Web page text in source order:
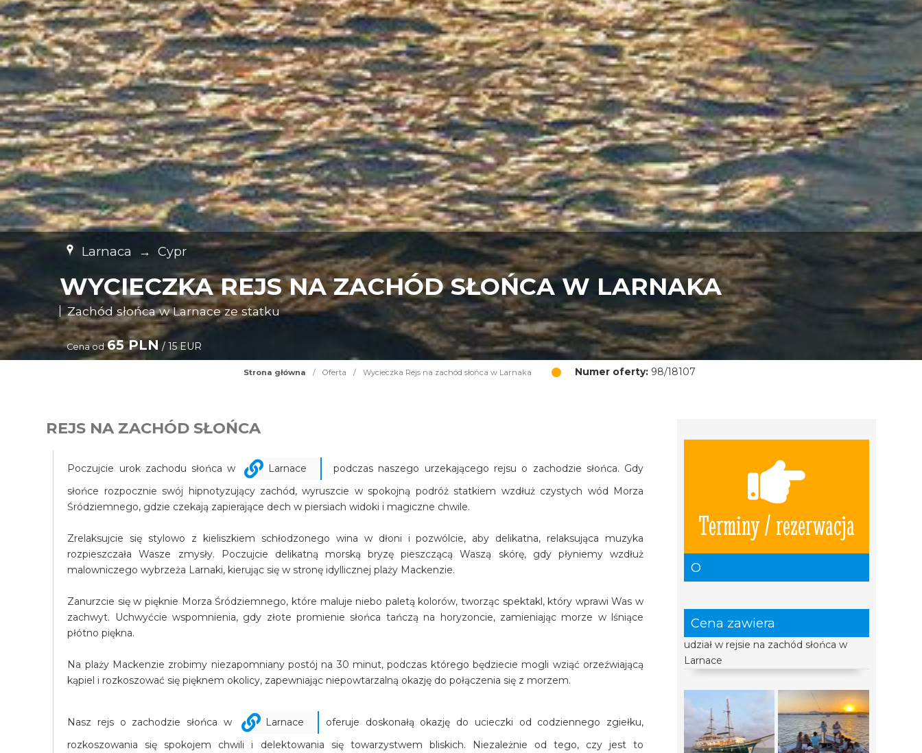
Larnaca → Cypr
WYCIECZKA REJS NA ZACHÓD SŁOŃCA W LARNAKA
Zachód słońca w Larnace ze statku
Cena od 65 PLN / 15 EUR
Strona główna / Oferta / Wycieczka Rejs na zachód słońca w Larnaka Numer oferty: 98/18107
Terminy / rezerwacja
O
Cena zawiera
udział w rejsie na zachód słońca w
Larnace
REJS NA ZACHÓD SŁOŃCA
Poczujcie urok zachodu słońca w Larnace
podczas naszego urzekającego rejsu o zachodzie słońca. Gdy
słońce rozpocznie swój hipnotyzujący zachód, wyruszcie w spokojną podróż statkiem wzdłuż czystych wód Morza
Śródziemnego, gdzie czekają zapierające dech w piersiach widoki i magiczne chwile.
Zrelaksujcie się stylowo z kieliszkiem schłodzonego wina w dłoni i pozwólcie, aby delikatna, relaksująca muzyka
rozpieszczała Wasze zmysły. Poczujcie delikatną morską bryzę pieszczącą Waszą skórę, gdy płyniemy wzdłuż
malowniczego wybrzeża Larnaki, kierując się w stronę idyllicznej plaży Mackenzie.
Zanurzcie się w pięknie Morza Śródziemnego, które maluje niebo paletą kolorów, tworząc spektakl, który wprawi Was w
zachwyt. Uchwyćcie wspomnienia, gdy złote promienie słońca tańczą na horyzoncie, zamieniając morze w lśniące
płótno piękna.
Na plaży Mackenzie zrobimy niezapomniany postój na 30 minut, podczas którego będziecie mogli wziąć orzeźwiającą
kąpiel i rozkoszować się pięknem okolicy, zapewniając niepowtarzalną okazję do połączenia się z morzem.
Nasz rejs o zachodzie słońca w Larnace
oferuje doskonałą okazję do ucieczki od codziennego zgiełku,
rozkoszowania się spokojem chwili i delektowania się towarzystwem bliskich. Niezależnie od tego, czy jest to